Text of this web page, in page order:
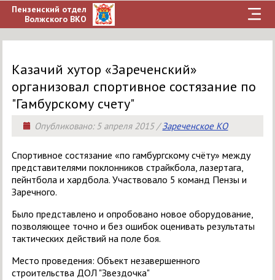
Пензенский отдел
Волжского ВКО
Казачий хутор «Зареченский»
организовал спортивное состязание по
"Гамбурскому счету"
Опубликовано:5 апреля 2015/Зареченское КО
Спортивное состязание «по гамбургскому счёту» между
представителями поклонников страйкбола, лазертага,
пейнтбола и хардбола. Участвовало 5 команд Пензы и
Заречного.
Было представлено и опробовано новое оборудование,
позволяющее точно и без ошибок оценивать результаты
тактических действий на поле боя.
Место проведения: Объект незавершенного
строительства ДОЛ "Звездочка"